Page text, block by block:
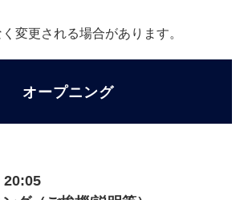
変更される場合があります。
オープニング
20:05